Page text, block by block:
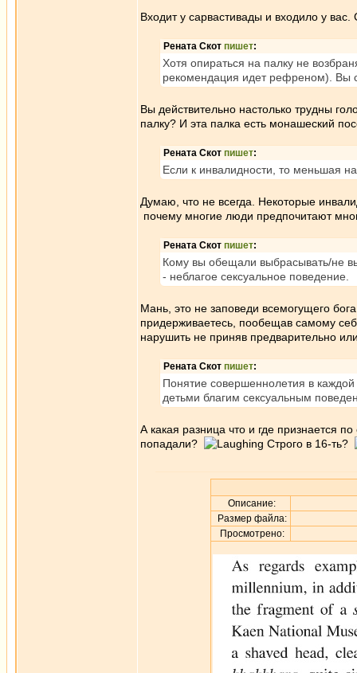
Входит у сарвастивады и входило у
Рената Скот пишет:
Хотя опираться на палку не
рекомендация идет рефреном). Вы
Вы действительно настолько трудны
палку? И эта палка есть монашеский
Рената Скот пишет:
Если к инвалидности, то меньшая
Думаю, что не всегда. Некоторые
почему многие люди предпочитают
Рената Скот пишет:
Кому вы обещали выбрасывать/не
- неблагое сексуальное поведение.
Мань, это не заповеди всемогущего
придерживаетесь, пообещав самому
нарушить не приняв предварительно
Рената Скот пишет:
Понятие совершеннолетия в
детьми благим сексуальным
А какая разница что и где признается
попадали?
Строго в 16-ть?
Описание:
Размер файла:
Просмотрено: